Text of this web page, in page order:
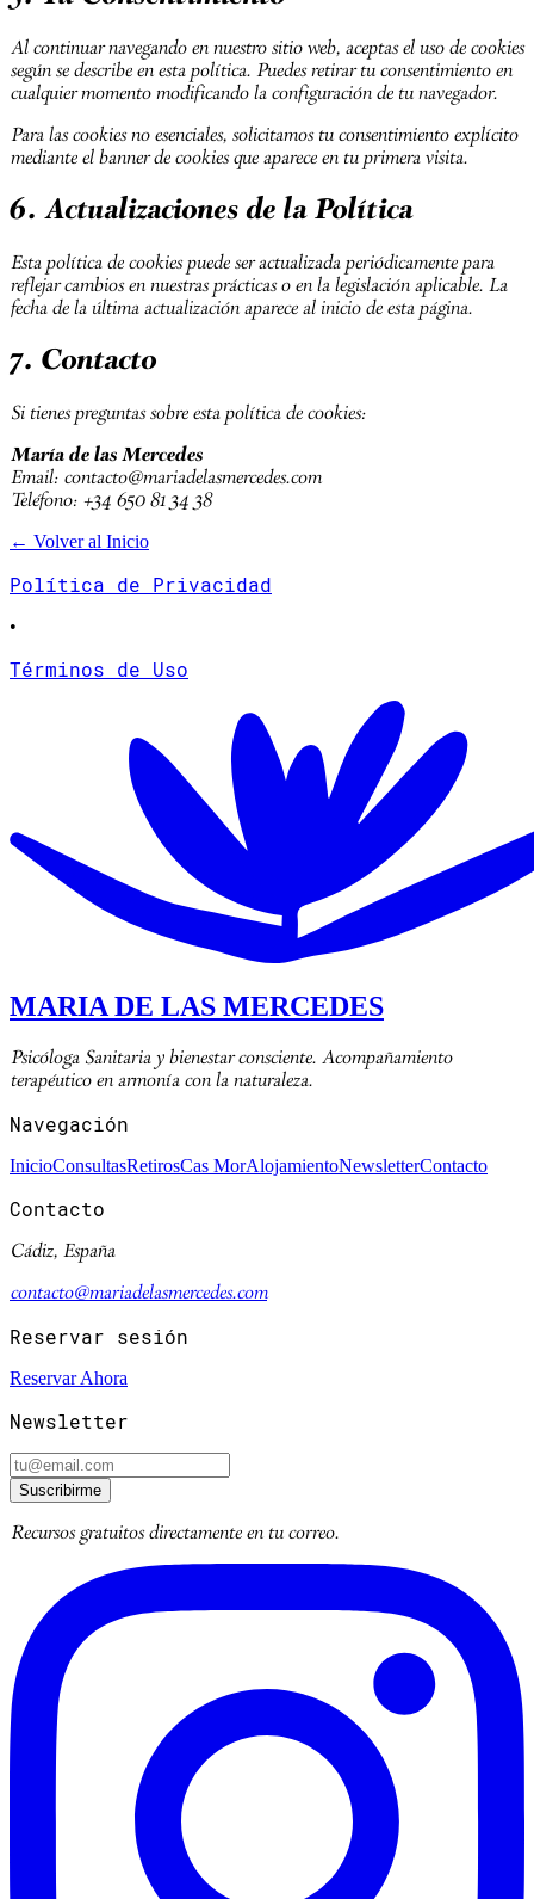
Al continuar navegando en nuestro sitio web, aceptas el uso de cookies
según se describe en esta política. Puedes retirar tu consentimiento en
cualquier momento modificando la configuración de tu navegador.
Para las cookies no esenciales, solicitamos tu consentimiento explícito
mediante el banner de cookies que aparece en tu primera visita.
6. Actualizaciones de la Política
Esta política de cookies puede ser actualizada periódicamente para
reflejar cambios en nuestras prácticas o en la legislación aplicable. La
fecha de la última actualización aparece al inicio de esta página.
7. Contacto
Si tienes preguntas sobre esta política de cookies:
María de las Mercedes
Email: contacto@mariadelasmercedes.com
Teléfono: +34 650 81 34 38
← Volver al Inicio
Política de Privacidad
•
Términos de Uso
MARIA DE LAS MERCEDES
Psicóloga Sanitaria y bienestar consciente. Acompañamiento
terapéutico en armonía con la naturaleza.
Navegación
InicioConsultasRetirosCas MorAlojamientoNewsletterContacto
Contacto
Cádiz, España
contacto@mariadelasmercedes.com
Reservar sesión
Reservar Ahora
Newsletter
Suscribirme
Recursos gratuitos directamente en tu correo.